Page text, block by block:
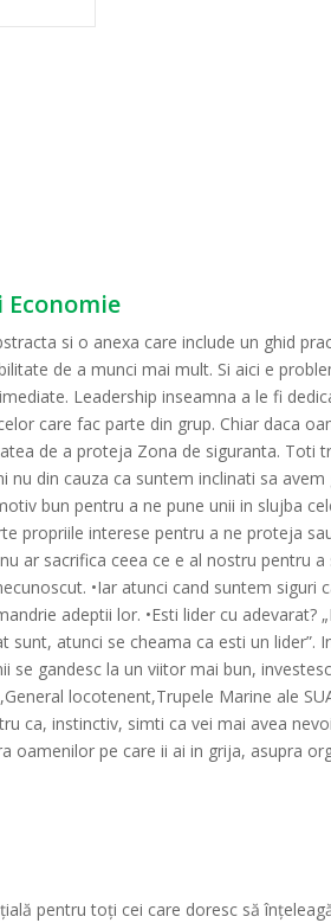
si o anexa care include un ghid
de a munci mai mult. Si aici e
Leadership inseamna a le fi
care fac parte din grup. Chiar daca
de a proteja Zona de siguranta. Toti
din cauza ca suntem inclinati sa
bun pentru a ne pune unii in slujba
propriile interese pentru a ne proteja
ar sacrifica ceea ce e al nostru pentru
•Iar atunci cand suntem
adeptii lor. •Esti lider cu adevarat?
atunci se cheama ca esti un lider”.
se gandesc la un viitor mai bun,
locotenent,Trupele Marine ale
ca, instinctiv, simti ca vei mai avea
pe care ii ai in grija, asupra
pentru toți cei care doresc să